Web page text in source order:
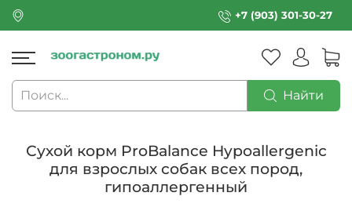
+7 (903) 301-30-27
Найти
Сухой корм ProBalance Hypoallergenic
для взрослых собак всех пород,
гипоаллергенный